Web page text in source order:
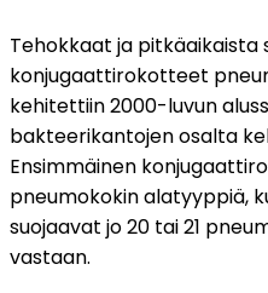
Tehokkaat ja pitkäaikaista
konjugaattirokotteet
kehitettiin 2000-luvun
bakteerikantojen osalta
Ensimmäinen
pneumokokin alatyyppiä,
suojaavat jo 20 tai 21
vastaan.